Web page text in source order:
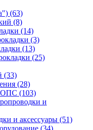
(63)
(8)
(14)
(3)
(13)
(25)
(33)
(28)
ОПС (103)
и
и аксессуары (51)
(34)